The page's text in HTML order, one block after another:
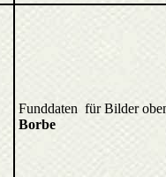
Funddaten für Bilder
Borbe